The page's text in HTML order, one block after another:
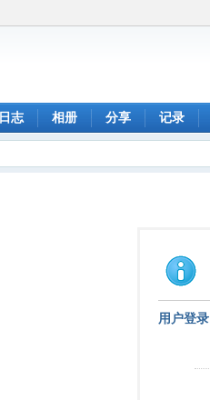
日志 相册 分享 记录
用户登录